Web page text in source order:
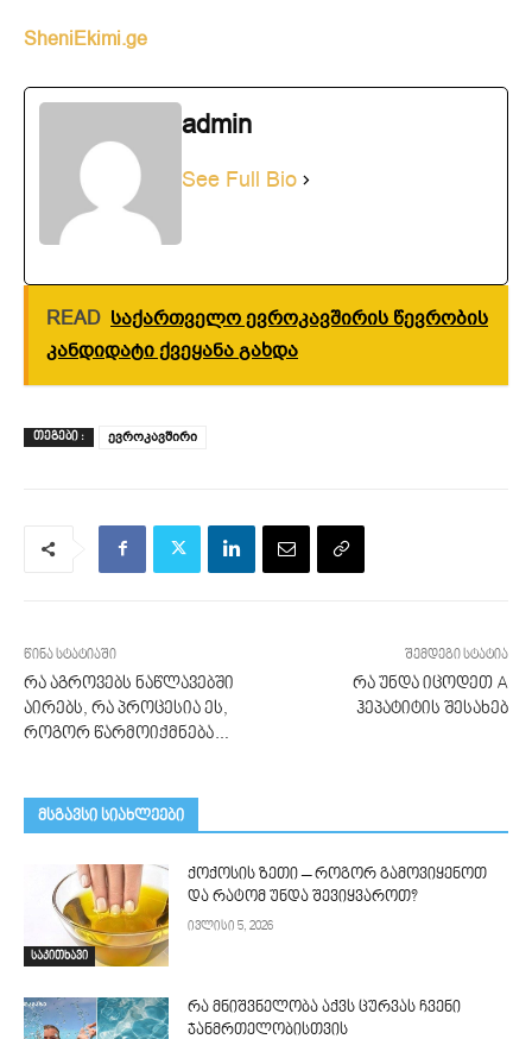
SheniEkimi.ge
admin
See Full Bio
READ საქართველო ევროკავშირის წევრობის
კანდიდატი ქვეყანა გახდა
ᲗᲔᲒᲔᲑᲘ : ევროკავშირი
წინა სტატიაში
რა აგროვებს ნაწლავებში
აირებს, რა პროცესია ეს,
როგორ წარმოიქმნება…
შემდეგი სტატია
რა უნდა იცოდეთ A
ჰეპატიტის შესახებ
მსგავსი სიახლეები
საკითხავი
ქოქოსის ზეთი – როგორ გამოვიყენოთ
და რატომ უნდა შევიყვაროთ?
ივლისი 5, 2026
რა მნიშვნელობა აქვს ცურვას ჩვენი
ჯანმრთელობისთვის